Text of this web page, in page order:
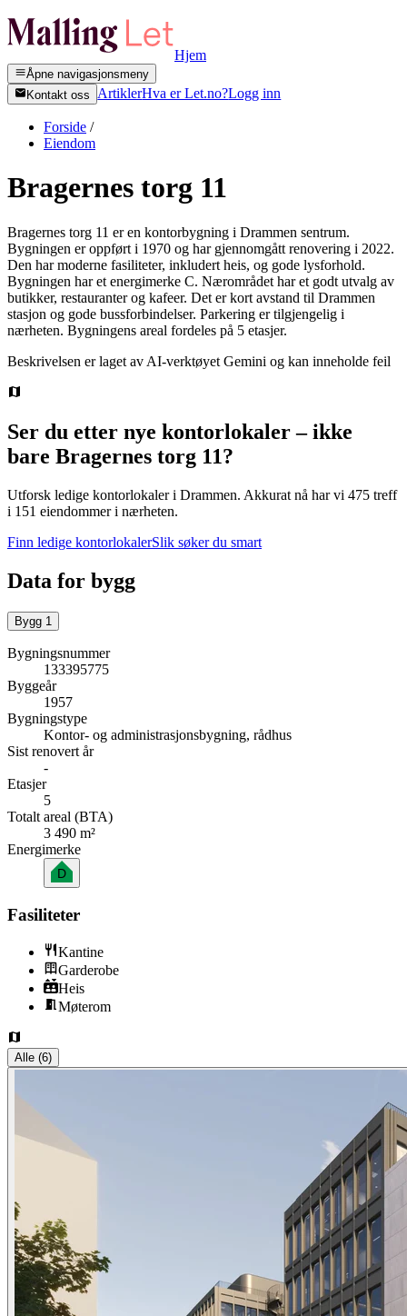
Hjem
Åpne navigasjonsmeny
Kontakt oss
ArtiklerHva er Let.no?Logg inn
Forside /
Eiendom
Bragernes torg 11
Bragernes torg 11 er en kontorbygning i Drammen sentrum.
Bygningen er oppført i 1970 og har gjennomgått renovering i 2022.
Den har moderne fasiliteter, inkludert heis, og gode lysforhold.
Bygningen har et energimerke C. Nærområdet har et godt utvalg av
butikker, restauranter og kafeer. Det er kort avstand til Drammen
stasjon og gode bussforbindelser. Parkering er tilgjengelig i
nærheten. Bygningens areal fordeles på 5 etasjer.
Beskrivelsen er laget av AI-verktøyet Gemini og kan inneholde feil
Ser du etter nye kontorlokaler – ikke
bare Bragernes torg 11?
Utforsk ledige kontorlokaler i Drammen. Akkurat nå har vi 475 treff
i 151 eiendommer i nærheten.
Finn ledige kontorlokalerSlik søker du smart
Data for bygg
Bygg 1
Bygningsnummer
133395775
Byggeår
1957
Bygningstype
Kontor- og administrasjonsbygning, rådhus
Sist renovert år
-
Etasjer
5
Totalt areal (BTA)
3 490 m²
Energimerke
D
Fasiliteter
Kantine
Garderobe
Heis
Møterom
Alle (6)